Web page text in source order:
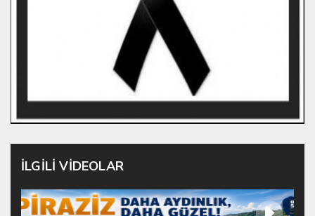
İLGİLİ VİDEOLAR